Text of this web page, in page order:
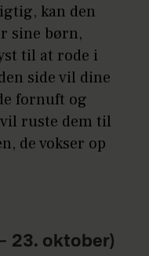
kan den
sine børn,
til at rode i
side vil dine
fornuft og
ruste dem til
de vokser op
23. oktober)